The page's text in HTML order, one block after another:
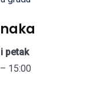
petak
15:00